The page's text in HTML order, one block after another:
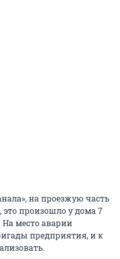
на проезжую часть
это произошло у дома 7
место аварии
предприятия, и к